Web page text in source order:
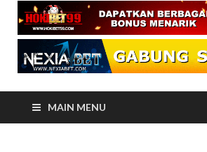
MAIN MENU